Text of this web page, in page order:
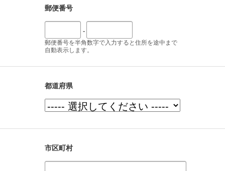
郵便番号
-
郵便番号を半角数字で入力すると住所を途中まで
自動表示します。
都道府県
市区町村